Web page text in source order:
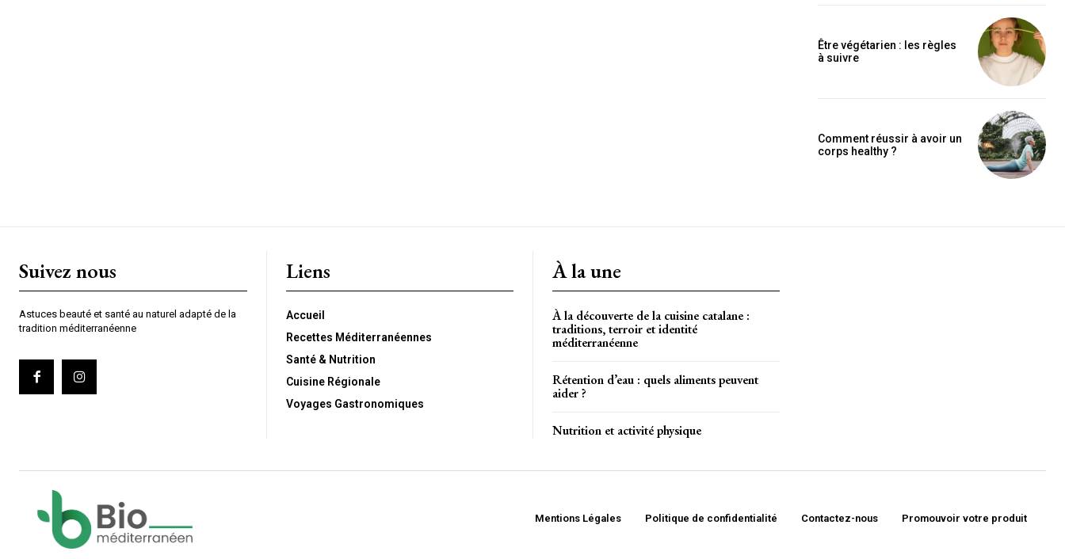
Être végétarien : les règles
à suivre
Comment réussir à avoir un
corps healthy ?
Suivez nous
Astuces beauté et santé au naturel adapté de la
tradition méditerranéenne
Liens
Accueil
Recettes Méditerranéennes
Santé & Nutrition
Cuisine Régionale
Voyages Gastronomiques
À la une
À la découverte de la cuisine catalane :
traditions, terroir et identité
méditerranéenne
Rétention d’eau : quels aliments peuvent
aider ?
Nutrition et activité physique
Mentions Légales Politique de confidentialité Contactez-nous Promouvoir votre produit